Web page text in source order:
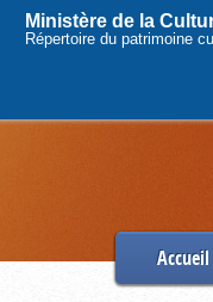
Ministère de la
Répertoire du patrimoine
Accueil